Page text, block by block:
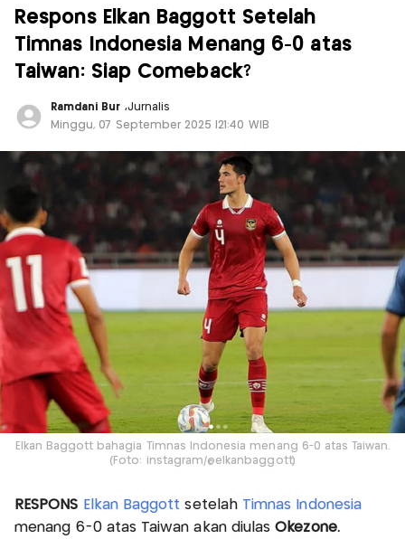
Respons Elkan Baggott Setelah
Timnas Indonesia Menang 6-0 atas
Taiwan: Siap Comeback?
Ramdani Bur ,Jurnalis
Minggu, 07 September 2025 |21:40 WIB
Elkan Baggott bahagia Timnas Indonesia menang 6-0 atas Taiwan.
(Foto: instagram/@elkanbaggott)
RESPONS Elkan BaggottsetelahTimnas Indonesia
menang 6-0 atas Taiwan akan diulasOkezone.